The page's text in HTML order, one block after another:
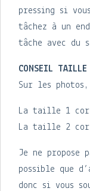
pressing si
tâchez à un
tâche avec du
CONSEIL TAILLE
Sur les
La taille 1
La taille 2
Je ne propose
possible que
donc si vous